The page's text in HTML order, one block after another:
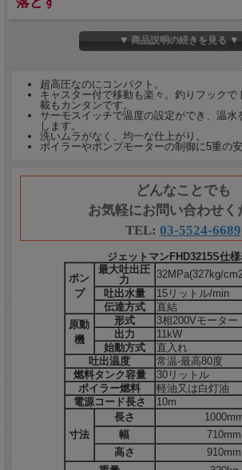
●温水式高圧洗浄機では最高圧の32MPaで、こびり
ルも強力除去
●最高80℃の温水洗浄で常温水では落ちにくい油脂
●低燃費ボイラー＋30L大容量燃料タンク
●5重の安全装置でボイラーとポンプモーターを確実
●超高圧なのにコンパクト、キャスター付きで移動
■ 温水式高圧洗浄機で最高クラスの32MPa
高圧の水流と温水の洗浄力を組み合わせることで、常温
脂汚れ、スケール、固着した泥汚れを強力に除去します
■ 最高80℃の温水洗浄で油脂汚れに効果的
サーモスイッチで温度を細かく設定でき、最高80℃の温
温度ムラがなく均一な仕上がりが得られるため、食品工
油脂が付着した重機など、常温水では落としにくい汚れ
■ 低燃費ボイラーと大容量タンクで連続6時間作業に対応
30リットルの大容量燃料タンクと低燃費設計のボイラー
時間の作業が可能。
大規模な洗浄作業でも作業を止めることなく効率よく進
■ 5重の安全装置でボイラーとポンプを保護
ボイラーおよびポンプモーターの制御に5つの安全装置を
過熱・過負荷・渇水など、各種異常を検知して機器を自
時間稼働させられます。
■ 超高圧機ながらコンパクトで移動もしやすい
全長1,000mm・全幅710mm・全高910mmのコンパクト
現場内の移動はもちろん、吊りフックを使ったトラック
▼ 商品説明の続きを見る ▼
超高圧なのにコンパクト。
キャスター付で移動も楽々。釣りフックで
載もカンタンです。
サーモスイッチで温度の設定ができ、温水
します。
洗いムラがなく、均一な仕上がり。
ボイラーやポンプモーターの制御に5重の安
どんなことでも
お気軽にお問い合わせく
TEL: 03-5524-6689
ジェットマンFHD3215S仕
ポン
プ
最大吐出圧
力
32MPa(327kg/
吐出水量
15リットル/min
伝達方式
直結
原動
機
形式
3相200Vモーター
出力
11kW
始動方式
直入れ
吐出温度
常温-最高80度
燃料タンク容量
30リットル
ボイラー燃料
軽油又は白灯油
電源コード長さ
10m
寸法
長さ
幅
710mm
高さ
910mm